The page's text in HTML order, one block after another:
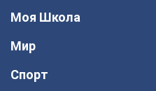
Моя Школа
Мир
Спорт